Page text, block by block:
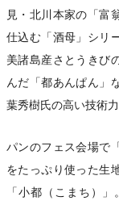
見・北川本家の「富
仕込む「酒母」シリ
美諸島産さとうきび
んだ「都あんぱん」
葉秀樹氏の高い技術
パンのフェス会場で
をたっぷり使った生
「小都（こまち）